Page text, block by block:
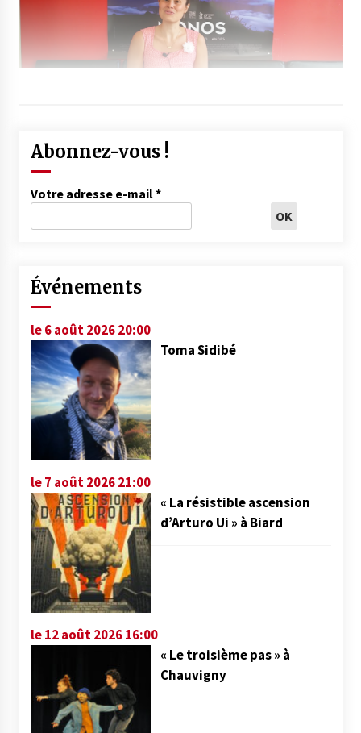
Abonnez-vous !
Votre adresse e-mail*
Événements
le 6 août 2026 20:00
Toma Sidibé
le 7 août 2026 21:00
« La résistible ascension
d’Arturo Ui » à Biard
le 12 août 2026 16:00
« Le troisième pas » à
Chauvigny